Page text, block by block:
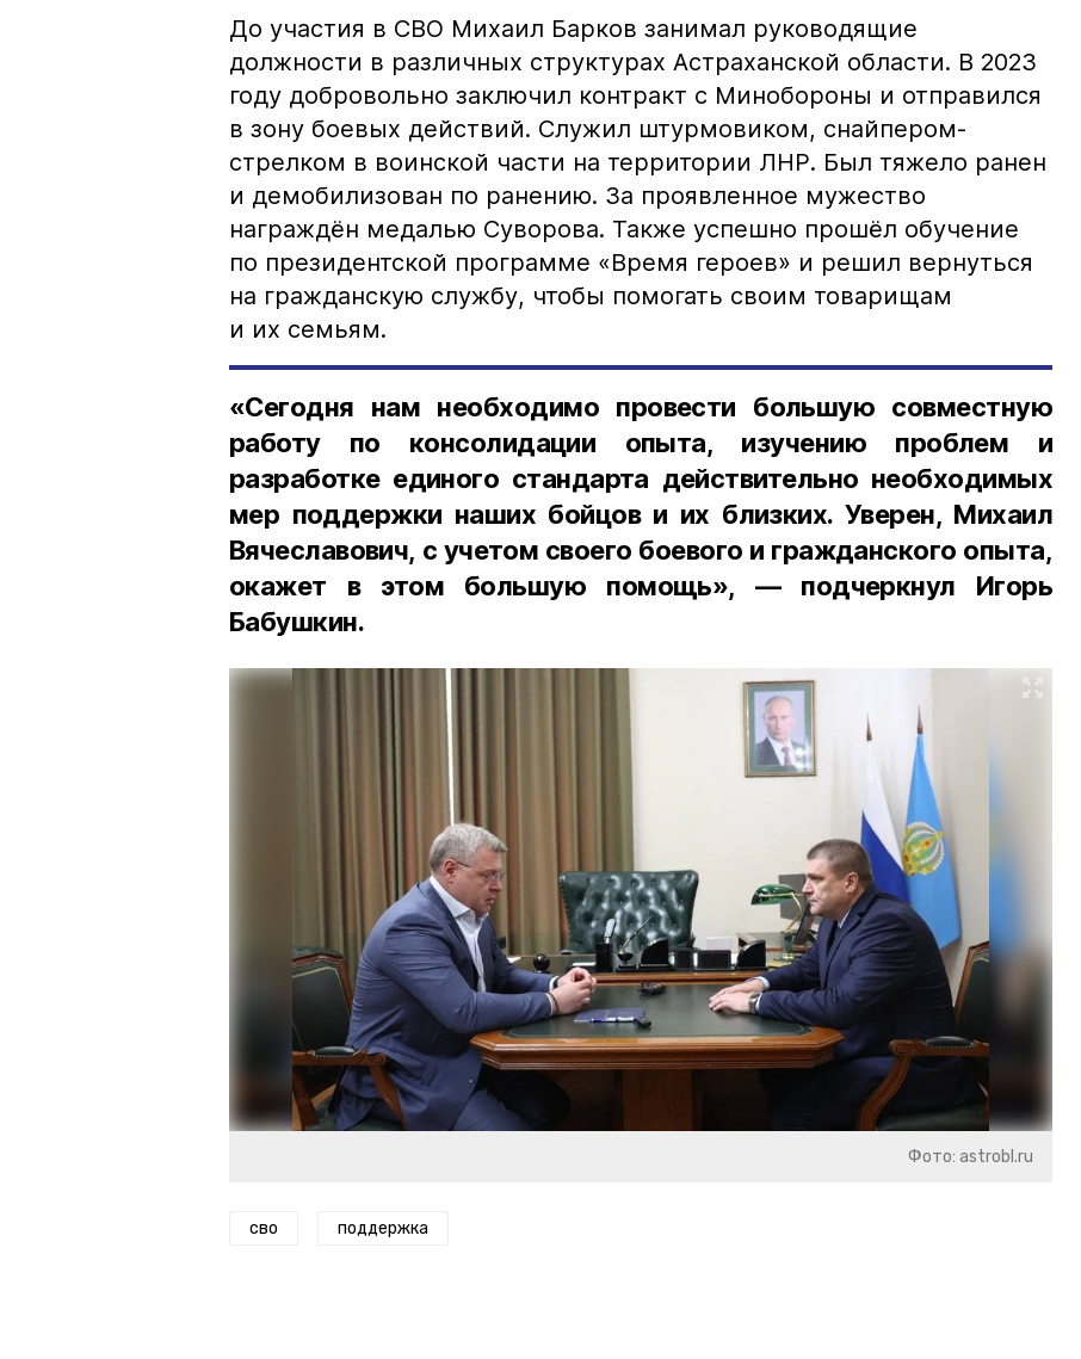
До участия в СВО Михаил Барков занимал руководящие
должности в различных структурах Астраханской области. В 2023
году добровольно заключил контракт с Минобороны и отправился
в зону боевых действий. Служил штурмовиком, снайпером-
стрелком в воинской части на территории ЛНР. Был тяжело ранен
и демобилизован по ранению. За проявленное мужество
награждён медалью Суворова. Также успешно прошёл обучение
по президентской программе «Время героев» и решил вернуться
на гражданскую службу, чтобы помогать своим товарищам
и их семьям.
«Сегодня нам необходимо провести большую совместную
работу по консолидации опыта, изучению проблем и
разработке единого стандарта действительно необходимых
мер поддержки наших бойцов и их близких. Уверен, Михаил
Вячеславович, с учетом своего боевого и гражданского опыта,
окажет в этом большую помощь», — подчеркнул Игорь
Бабушкин.
Фото: astrobl.ru
сво поддержка